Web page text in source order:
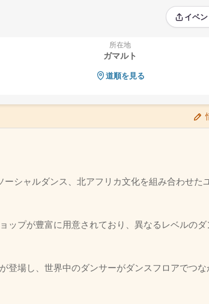
イベ
所在地
ガマルト
道順を見る
シャルダンス、北アフリカ文化を組み合わせた
ップが豊富に用意されており、異なるレベルの
登場し、世界中のダンサーがダンスフロアでつ